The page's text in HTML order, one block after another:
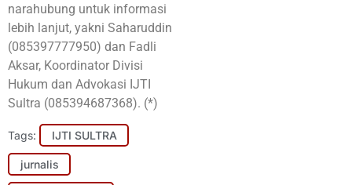
narahubung untuk informasi
lebih lanjut, yakni Saharuddin
(085397777950) dan Fadli
Aksar, Koordinator Divisi
Hukum dan Advokasi IJTI
Sultra (085394687368). (*)
Tags: IJTI SULTRA
jurnalis